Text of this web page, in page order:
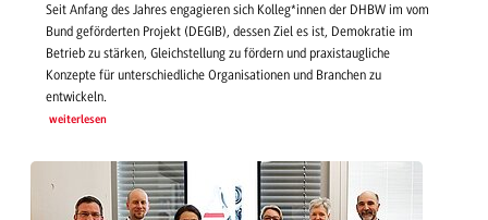
Seit Anfang des Jahres engagieren sich Kolleg*innen der DHBW im vom
Bund geförderten Projekt (DEGIB), dessen Ziel es ist, Demokratie im
Betrieb zu stärken, Gleichstellung zu fördern und praxistaugliche
Konzepte für unterschiedliche Organisationen und Branchen zu
entwickeln.
weiterlesen